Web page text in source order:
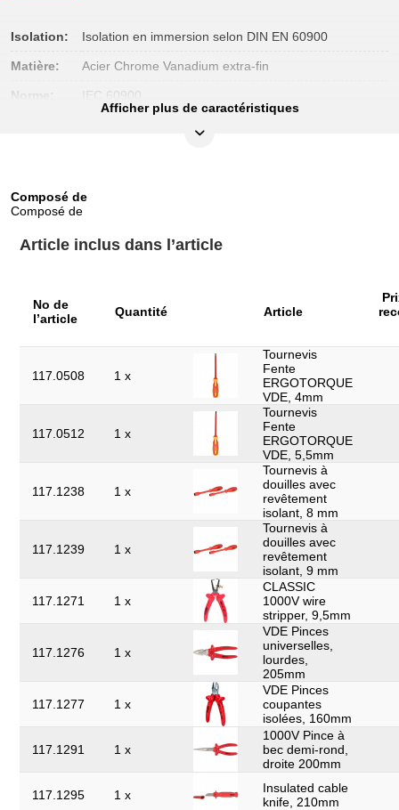
Isolation: Isolation en immersion selon DIN EN 60900
Matière: Acier Chrome Vanadium extra-fin
Norme:
IEC 60900
Afficher plus de caractéristiques
Composé de
Composé de
Article inclus dans l’article
No de
l’article
Quantité Article
117.0508 1 x
Tournevis
Fente
ERGOTORQUE
VDE, 4mm
117.0512 1 x
Tournevis
Fente
ERGOTORQUE
VDE, 5,5mm
117.1238 1 x
Tournevis à
douilles avec
revêtement
isolant, 8 mm
117.1239 1 x
Tournevis à
douilles avec
revêtement
isolant, 9 mm
117.1271 1 x
CLASSIC
1000V wire
stripper, 9,5mm
117.1276 1 x
VDE Pinces
universelles,
lourdes,
205mm
117.1277 1 x
VDE Pinces
coupantes
isolées, 160mm
117.1291 1 x
1000V Pince à
bec demi-rond,
droite 200mm
117.1295 1 x
Insulated cable
knife, 210mm